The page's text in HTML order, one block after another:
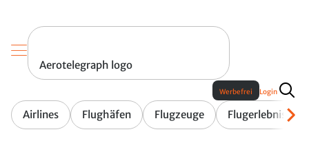
Aerotelegraph logo
Airlines Flughäfen Flugzeuge Flugerlebnis
Werbefrei Login